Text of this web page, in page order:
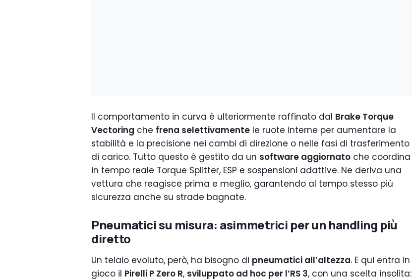
Il comportamento in curva è ulteriormente raffinato dal Brake Torque
Vectoring che frena selettivamente le ruote interne per aumentare la
stabilità e la precisione nei cambi di direzione o nelle fasi di trasferimento
di carico. Tutto questo è gestito da un software aggiornato che coordina
in tempo reale Torque Splitter, ESP e sospensioni adattive. Ne deriva una
vettura che reagisce prima e meglio, garantendo al tempo stesso più
sicurezza anche su strade bagnate.
Pneumatici su misura: asimmetrici per un handling più
diretto
Un telaio evoluto, però, ha bisogno di pneumatici all’altezza. E qui entra in
gioco il Pirelli P Zero R, sviluppato ad hoc per l’RS 3, con una scelta insolita: